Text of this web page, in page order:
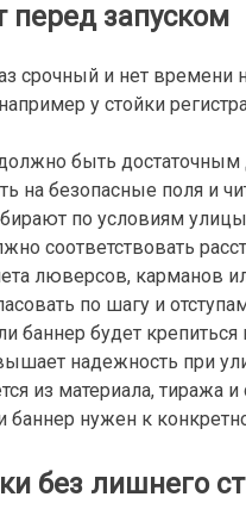
перед запуском
срочный и нет
у стойки
быть достаточным
на безопасные поля и
по условиям
соответствовать
люверсов, карманов
по шагу и
баннер будет крепиться
надежность при
из материала, тиража и
баннер нужен к
без лишнего